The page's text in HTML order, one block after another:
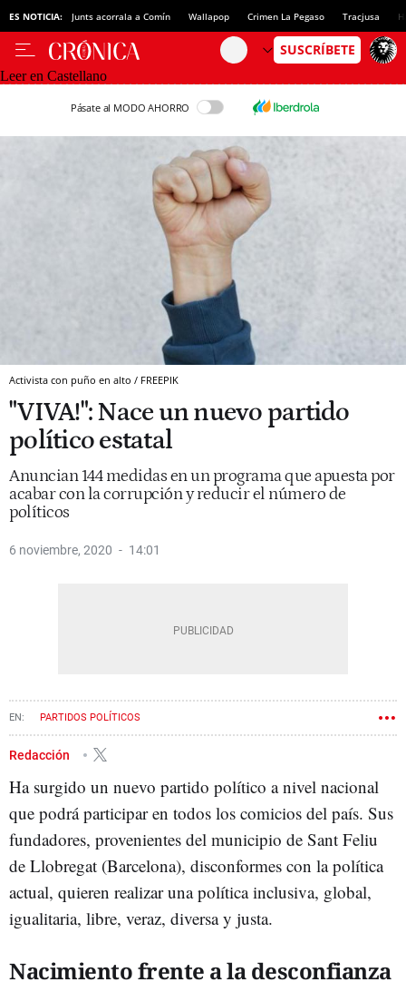
ES NOTICIA: Junts acorrala a Comín Wallapop Crimen La Pegaso Tracjusa
Leer en Castellano
Pásate al MODO AHORRO
Activista con puño en alto / FREEPIK
"VIVA!": Nace un nuevo partido
político estatal
Anuncian 144 medidas en un programa que apuesta por
acabar con la corrupción y reducir el número de
políticos
6 noviembre, 2020 14:01
PARTIDOS POLÍTICOS
Redacción
Ha surgido un nuevo partido político a nivel nacional
que podrá participar en todos los comicios del país. Sus
fundadores, provenientes del municipio de Sant Feliu
de Llobregat (Barcelona), disconformes con la política
actual, quieren realizar una política inclusiva, global,
igualitaria, libre, veraz, diversa y justa.
Nacimiento frente a la desconfianza